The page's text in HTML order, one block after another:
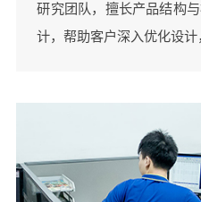
研究团队，擅长产品结构
计，帮助客户深入优化设计